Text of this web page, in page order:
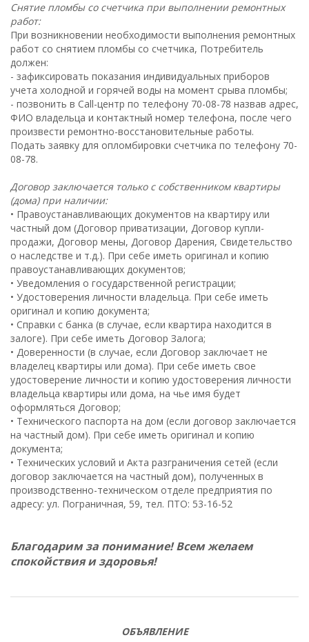
Снятие пломбы со счетчика при выполнении ремонтных
работ:
При возникновении необходимости выполнения ремонтных
работ со снятием пломбы со счетчика, Потребитель
должен:
- зафиксировать показания индивидуальных приборов
учета холодной и горячей воды на момент срыва пломбы;
- позвонить в Call-центр по телефону 70-08-78 назвав адрес,
ФИО владельца и контактный номер телефона, после чего
произвести ремонтно-восстановительные работы.
Подать заявку для опломбировки счетчика по телефону 70-
08-78.
Договор заключается только с собственником квартиры
(дома) при наличии:
• Правоустанавливающих документов на квартиру или
частный дом (Договор приватизации, Договор купли-
продажи, Договор мены, Договор Дарения, Свидетельство
о наследстве и т.д.). При себе иметь оригинал и копию
правоустанавливающих документов;
• Уведомления о государственной регистрации;
• Удостоверения личности владельца. При себе иметь
оригинал и копию документа;
• Справки с банка (в случае, если квартира находится в
залоге). При себе иметь Договор Залога;
• Доверенности (в случае, если Договор заключает не
владелец квартиры или дома). При себе иметь свое
удостоверение личности и копию удостоверения личности
владельца квартиры или дома, на чье имя будет
оформляться Договор;
• Технического паспорта на дом (если договор заключается
на частный дом). При себе иметь оригинал и копию
документа;
• Технических условий и Акта разграничения сетей (если
договор заключается на частный дом), полученных в
производственно-техническом отделе предприятия по
адресу: ул. Пограничная, 59, тел. ПТО: 53-16-52
Благодарим за понимание! Всем желаем
спокойствия и здоровья!
ОБЪЯВЛЕНИЕ